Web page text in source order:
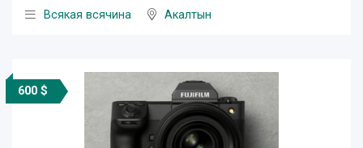
Всякая всячина
Акалтын
600 $